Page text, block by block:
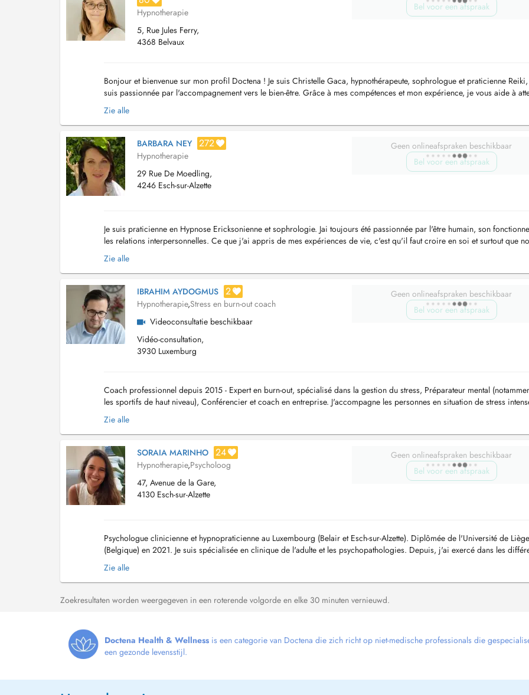
Hypnotherapie
5, Rue Jules Ferry,
4368 Belvaux
Bel voor een afspraak
Bonjour et bienvenue sur mon profil Doctena ! Je suis Christelle Gaca, hypnothérapeute, sophrologue et praticienne
suis passionnée par l'accompagnement vers le bien-être. Grâce à mes compétences et mon expérience, je vous aide à
un état de sérénité et d'harmonie intérieure....
Zie alle
BARBARA NEY 272
Hypnotherapie
29 Rue De Moedling,
4246 Esch-sur-Alzette
Geen onlineafspraken beschikbaar
Bel voor een afspraak
Je suis praticienne en Hypnose Ericksonienne et sophrologie. Jai toujours été passionnée par l'être humain, son
les relations interpersonnelles. Ce que j'ai appris de mes expériences de vie, c'est qu'il faut croire en soi et surtout que
avons toutes les ressources nécessaires...
Zie alle
IBRAHIM AYDOGMUS 2
Hypnotherapie,Stress en burn-out coach
Videoconsultatie beschikbaar
Vidéo-consultation,
3930 Luxemburg
Geen onlineafspraken beschikbaar
Bel voor een afspraak
Coach professionnel depuis 2015 - Expert en burn-out, spécialisé dans la gestion du stress, Préparateur mental
les sportifs de haut niveau), Conférencier et coach en entreprise. J'accompagne les personnes en situation de stress
burn-out, de fatigue chronique ou de pert...
Zie alle
SORAIA MARINHO 24
Hypnotherapie,Psycholoog
47, Avenue de la Gare,
4130 Esch-sur-Alzette
Geen onlineafspraken beschikbaar
Bel voor een afspraak
Psychologue clinicienne et hypnopraticienne au Luxembourg (Belair et Esch-sur-Alzette). Diplômée de l'Université de Liège
(Belgique) en 2021. Je suis spécialisée en clinique de l'adulte et les psychopathologies. Depuis, j'ai exercé dans les
domaines de la psychologie, notamment avec de...
Zie alle
Zoekresultaten worden weergegeven in een roterende volgorde en elke 30 minuten vernieuwd.
Doctena Health & Wellness is een categorie van Doctena die zich richt op niet-medische professionals die
een gezonde levensstijl.